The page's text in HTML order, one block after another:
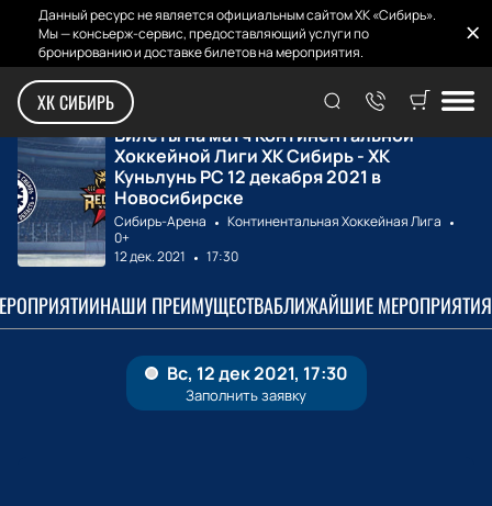
Данный ресурс не является официальным сайтом ХК «Сибирь».
Мы — консьерж-сервис, предоставляющий услуги по
бронированию и доставке билетов на мероприятия.
ХК СИБИРЬ
Главная Билеты на матчи ХК Сибирь - ХК К...
Билеты на матч Континентальной
Хоккейной Лиги ХК Сибирь - ХК
Куньлунь РС 12 декабря 2021 в
Новосибирске
Сибирь-Арена
Континентальная Хоккейная Лига
0+
12 дек. 2021
17:30
НАШИ ПРЕИМУЩЕСТВАБЛИЖАЙШИЕ МЕРОПРИЯТИЯ